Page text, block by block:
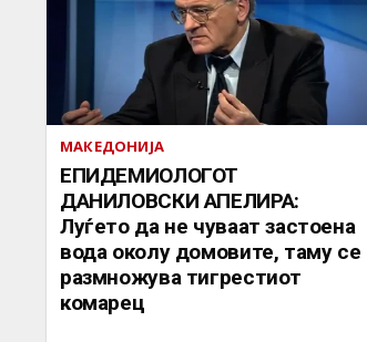
МАКЕДОНИЈА
EПИДЕМИОЛОГОТ
ДАНИЛОВСКИ АПЕЛИРА:
Луѓето да не чуваат застоена
вода околу домовите, таму се
размножува тигрестиот
комарец